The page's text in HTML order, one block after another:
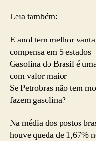
Leia também:
Etanol tem melhor
compensa em 5 estados
Gasolina do Brasil é
com valor maior
Se Petrobras não tem
fazem gasolina?
Na média dos postos
houve queda de 1,67%